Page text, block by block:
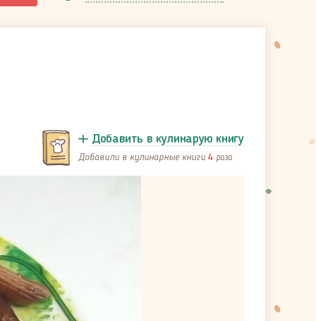
Добавить в кулинарую книгу
Добавили в кулинарные книги 4 раза